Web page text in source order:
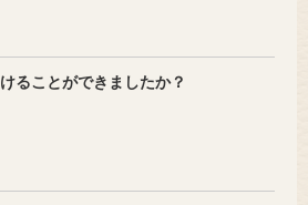
ることができましたか？